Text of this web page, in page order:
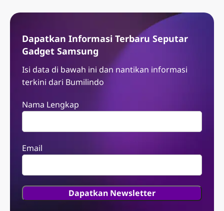
Dapatkan Informasi Terbaru Seputar
Gadget Samsung
Isi data di bawah ini dan nantikan informasi
terkini dari Bumilindo
Nama Lengkap
Email